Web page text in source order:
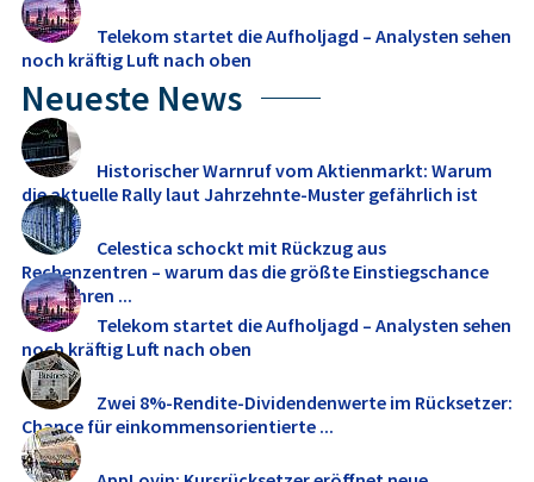
Telekom startet die Aufholjagd – Analysten sehen
noch kräftig Luft nach oben
Neueste News
Historischer Warnruf vom Aktienmarkt: Warum
die aktuelle Rally laut Jahrzehnte-Muster gefährlich ist
Celestica schockt mit Rückzug aus
Rechenzentren – warum das die größte Einstiegschance
seit Jahren ...
Telekom startet die Aufholjagd – Analysten sehen
noch kräftig Luft nach oben
Zwei 8%-Rendite-Dividendenwerte im Rücksetzer:
Chance für einkommensorientierte ...